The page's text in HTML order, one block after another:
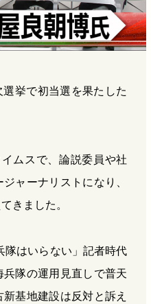
挙で初当選を果たした
ムスで、論説委員や社
ャーナリストになり、
きました。
隊はいらない」記者時代
隊の運用見直しで普天
基地建設は反対と訴え